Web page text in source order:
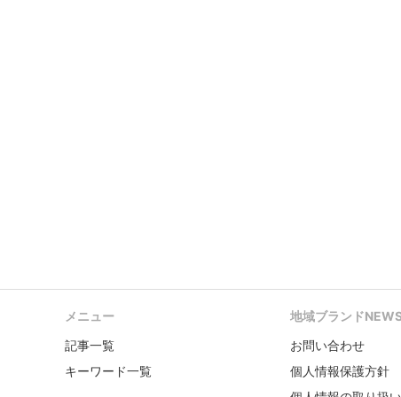
メニュー
記事一覧
キーワード一覧
地域ブランド
お問い合わせ
個人情報保護方針